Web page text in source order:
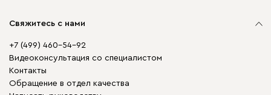
Свяжитесь с нами
+7 (499) 460-54-92
Видеоконсультация со специалистом
Контакты
Обращение в отдел качества